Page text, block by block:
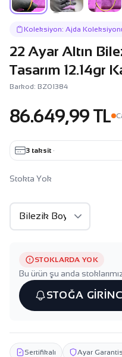
Koleksiyon: Ajda
22 Ayar Altın
Tasarım 12.14gr
Barkod: BZ01384
86.649,99 TL
3 taksit ·
Stokta Yok
STOKLARDA YOK
Bu ürün şu anda
STOĞA
Sertifikalı Ayar